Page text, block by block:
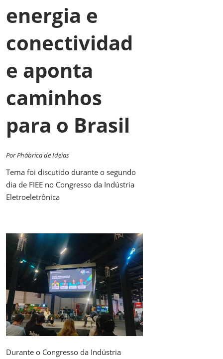
energia e
conectividad
e aponta
caminhos
para o Brasil
Por Phábrica de Ideias
Tema foi discutido durante o segundo
dia de FIEE no Congresso da Indústria
Eletroeletrônica
Durante o Congresso da Indústria